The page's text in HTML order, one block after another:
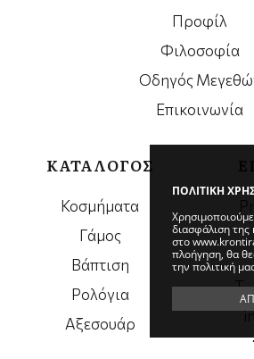
ΠΟΛΙΤΙΚΗ
διασφάλιση της
στο
πλοήγηση, θα
την πολιτική
Προφίλ
Φιλοσοφία
Οδηγός
Επικοινωνία
ΚΑΤΑΛΟΓΟΣ
Κοσμήματα
Γάμος
Βάπτιση
Ρολόγια
Αξεσουάρ
Τ.